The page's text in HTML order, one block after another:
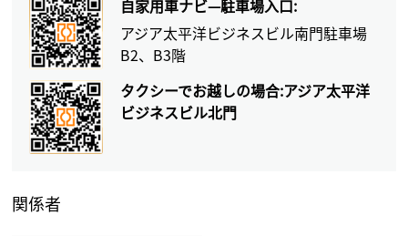
自家用車ナビ—駐車場入口:
アジア太平洋ビジネスビル南門駐車場
B2、B3階
タクシーでお越しの場合:アジア太平洋
ビジネスビル北門
関係者